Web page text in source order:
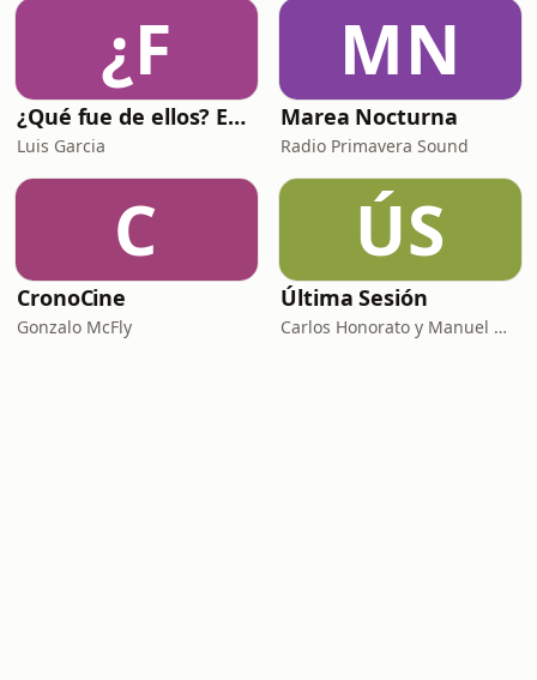
¿F
¿Qué fue de ellos? En la última fila
Luis Garcia
MN
Marea Nocturna
Radio Primavera Sound
C
CronoCine
Gonzalo McFly
ÚS
Última Sesión
Carlos Honorato y Manuel M Velasco